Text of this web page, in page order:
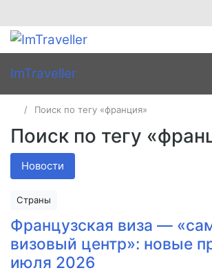
ImTraveller
Поиск по тегу «франция»
Поиск по тегу
Новости
Страны
Французская виза —
визовый центр»: новые
июля 2026